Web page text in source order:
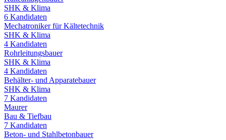
SHK & Klima
6 Kandidaten
Mechatroniker für Kältetechnik
SHK & Klima
4 Kandidaten
Rohrleitungsbauer
SHK & Klima
4 Kandidaten
Behälter- und Apparatebauer
SHK & Klima
7 Kandidaten
Maurer
Bau & Tiefbau
7 Kandidaten
Beton- und Stahlbetonbauer